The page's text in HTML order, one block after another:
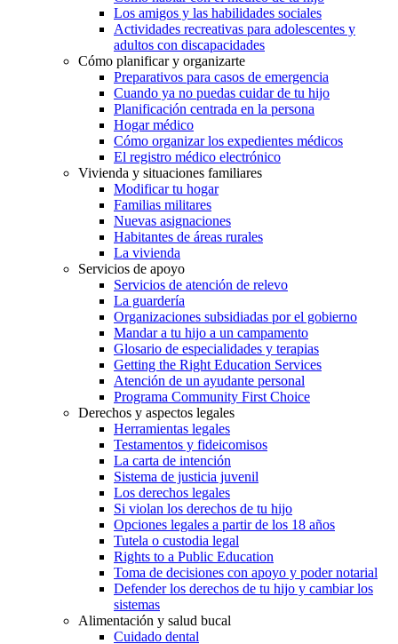
Los amigos y las habilidades sociales
Actividades recreativas para adolescentes y
adultos con discapacidades
Cómo planificar y organizarte
Preparativos para casos de emergencia
Cuando ya no puedas cuidar de tu hijo
Planificación centrada en la persona
Hogar médico
Cómo organizar los expedientes médicos
El registro médico electrónico
Vivienda y situaciones familiares
Modificar tu hogar
Familias militares
Nuevas asignaciones
Habitantes de áreas rurales
La vivienda
Servicios de apoyo
Servicios de atención de relevo
La guardería
Organizaciones subsidiadas por el gobierno
Mandar a tu hijo a un campamento
Glosario de especialidades y terapias
Getting the Right Education Services
Atención de un ayudante personal
Programa Community First Choice
Derechos y aspectos legales
Herramientas legales
Testamentos y fideicomisos
La carta de intención
Sistema de justicia juvenil
Los derechos legales
Si violan los derechos de tu hijo
Opciones legales a partir de los 18 años
Tutela o custodia legal
Rights to a Public Education
Toma de decisiones con apoyo y poder notarial
Defender los derechos de tu hijo y cambiar los
sistemas
Alimentación y salud bucal
Cuidado dental